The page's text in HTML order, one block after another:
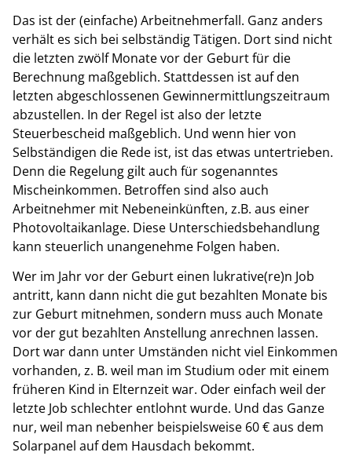
Das ist der (einfache) Arbeitnehmerfall. Ganz anders
verhält es sich bei selbständig Tätigen. Dort sind nicht
die letzten zwölf Monate vor der Geburt für die
Berechnung maßgeblich. Stattdessen ist auf den
letzten abgeschlossenen Gewinnermittlungszeitraum
abzustellen. In der Regel ist also der letzte
Steuerbescheid maßgeblich. Und wenn hier von
Selbständigen die Rede ist, ist das etwas untertrieben.
Denn die Regelung gilt auch für sogenanntes
Mischeinkommen. Betroffen sind also auch
Arbeitnehmer mit Nebeneinkünften, z.B. aus einer
Photovoltaikanlage. Diese Unterschiedsbehandlung
kann steuerlich unangenehme Folgen haben.
Wer im Jahr vor der Geburt einen lukrative(re)n Job
antritt, kann dann nicht die gut bezahlten Monate bis
zur Geburt mitnehmen, sondern muss auch Monate
vor der gut bezahlten Anstellung anrechnen lassen.
Dort war dann unter Umständen nicht viel Einkommen
vorhanden, z. B. weil man im Studium oder mit einem
früheren Kind in Elternzeit war. Oder einfach weil der
letzte Job schlechter entlohnt wurde. Und das Ganze
nur, weil man nebenher beispielsweise 60 € aus dem
Solarpanel auf dem Hausdach bekommt.